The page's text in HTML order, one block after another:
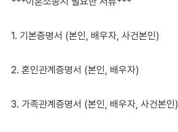
1. 기본증명서 (본인, 배우자, 사건본인)
2. 혼인관계증명서 (본인, 배우자)
3. 가족관계증명서 (본인, 배우자, 사건본인)